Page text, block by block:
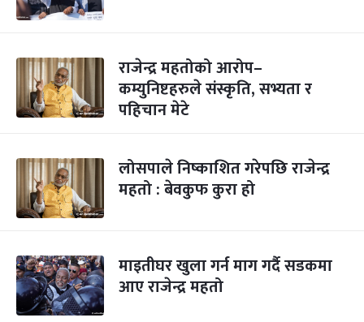
राजेन्द्र महतोको आरोप–
कम्युनिष्टहरुले संस्कृति, सभ्यता र
पहिचान मेटे
लोसपाले निष्काशित गरेपछि राजेन्द्र
महतो : बेवकुफ कुरा हो
माइतीघर खुला गर्न माग गर्दै सडकमा
आए राजेन्द्र महतो